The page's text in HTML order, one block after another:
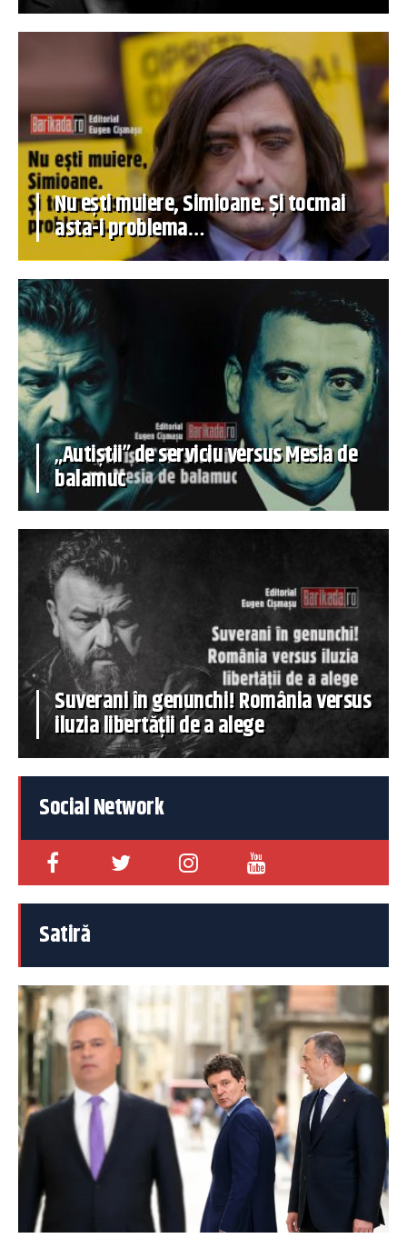
Nu ești muiere, Simioane. Și tocmai
asta-i problema…
„Autiștii” de serviciu versus Mesia de
balamuc
Suverani în genunchi! România versus
iluzia libertății de a alege
Social Network
Satiră